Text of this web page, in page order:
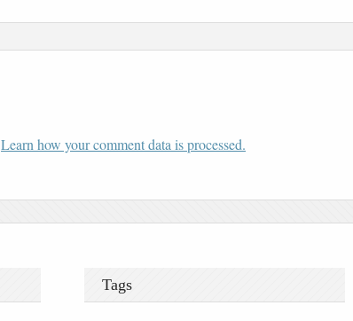
Learn how your comment data is processed.
Tags